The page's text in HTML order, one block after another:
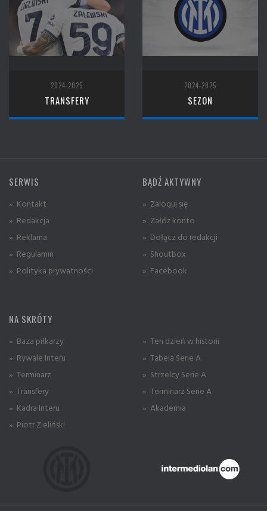
2024-2025
TRANSFERY
2024-2025
SEZON
SERWIS
» Kontakt
» Redakcja
» Reklama
» Regulamin
» Polityka prywatności
BĄDŹ AKTYWNY
» Zaloguj się
» Załóż konto
» Dołącz do redakcji
» Shoutbox
» Facebook
NA SKRÓTY
» Baza piłkarzy
» Rywale Interu
» Terminarz
» Transfery
» Kadra Interu
» Piotr Zieliński
» Ten dzień w historii
» Tabela Serie A
» Strzelcy Serie A
» Terminarz Serie A
» Akademia